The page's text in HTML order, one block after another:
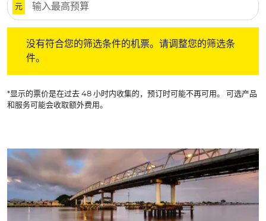
元
没有符合您的筛选条件的机票。请调整您的筛选条
件。
*显示的票价是在过去 48 小时内收集的，预订时可能不再可用。 可选产品
和服务可能会收取额外费用。